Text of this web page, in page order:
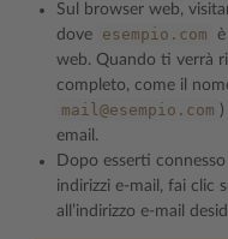
Sul browser web,
dove
esempio.com
web. Quando ti verrà
completo, come il
mail@esempio.com
email.
Dopo esserti connesso
indirizzi e-mail, fai clic
all’indirizzo e-mail